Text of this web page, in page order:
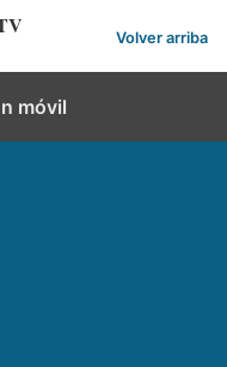
Volver arriba
móvil